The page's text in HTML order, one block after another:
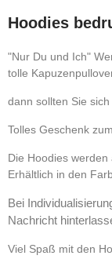
Hoodies
"Nur Du und Ich"
tolle
dann sollten Sie
Tolles Geschenk
Die Hoodies werden
Erhältlich in den
Bei
Nachricht
Viel Spaß mit den